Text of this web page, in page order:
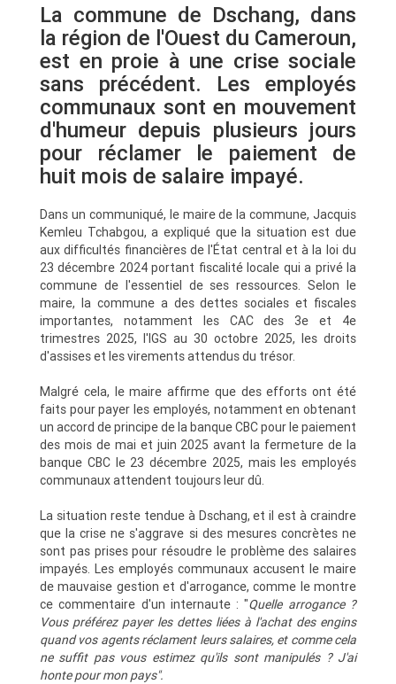
La commune de Dschang, dans
la région de l'Ouest du Cameroun,
est en proie à une crise sociale
sans précédent. Les employés
communaux sont en mouvement
d'humeur depuis plusieurs jours
pour réclamer le paiement de
huit mois de salaire impayé.
Dans un communiqué, le maire de la commune, Jacquis
Kemleu Tchabgou, a expliqué que la situation est due
aux difficultés financières de l'État central et à la loi du
23 décembre 2024 portant fiscalité locale qui a privé la
commune de l'essentiel de ses ressources. Selon le
maire, la commune a des dettes sociales et fiscales
importantes, notamment les CAC des 3e et 4e
trimestres 2025, l'IGS au 30 octobre 2025, les droits
d'assises et les virements attendus du trésor.
Malgré cela, le maire affirme que des efforts ont été
faits pour payer les employés, notamment en obtenant
un accord de principe de la banque CBC pour le paiement
des mois de mai et juin 2025 avant la fermeture de la
banque CBC le 23 décembre 2025, mais les employés
communaux attendent toujours leur dû.
La situation reste tendue à Dschang, et il est à craindre
que la crise ne s'aggrave si des mesures concrètes ne
sont pas prises pour résoudre le problème des salaires
impayés. Les employés communaux accusent le maire
de mauvaise gestion et d'arrogance, comme le montre
ce commentaire d'un internaute : "Quelle arrogance ?
Vous préférez payer les dettes liées à l'achat des engins
quand vos agents réclament leurs salaires, et comme cela
ne suffit pas vous estimez qu'ils sont manipulés ? J'ai
honte pour mon pays".